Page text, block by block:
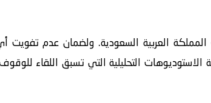
المباراة الحماسية في تمام الساعة 17:00 بتوقيت المملكة العربية السعودية.
التحليلية التي تسبق اللقاء